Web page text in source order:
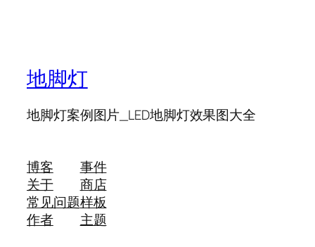
地脚灯
地脚灯案例图片_LED地脚灯效果图大全
博客
关于
常见问题
作者
事件
商店
样板
主题